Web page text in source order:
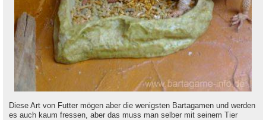
Diese Art von Futter mögen aber die wenigsten Bartagamen und werden
es auch kaum fressen, aber das muss man selber mit seinem Tier